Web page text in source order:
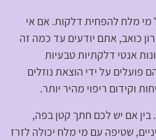
מי מלח להפחית דלקות. אם אי
כואב, אתם יודעים עד כמה זה
אנטי דלקתיות טבעיות
פועלים על ידי הוצאת נוזלים
וקידום ריפוי מהיר יותר.
. בין אם יש לכם חתך קטן בפה,
שטיפה עם מי מלח יכולה לזרז